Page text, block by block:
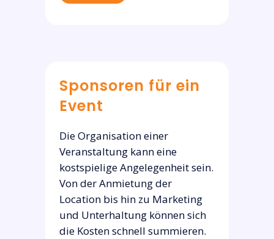
Sponsoren für ein
Event
Die Organisation einer
Veranstaltung kann eine
kostspielige Angelegenheit sein.
Von der Anmietung der
Location bis hin zu Marketing
und Unterhaltung können sich
die Kosten schnell summieren.